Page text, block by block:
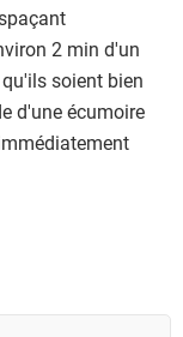
2 min d'un
soient bien
d'une écumoire